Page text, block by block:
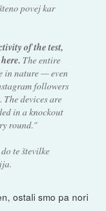
povej kar
of the test,
The entire
in nature — even
followers
devices are
in a knockout
round."
te številke
ostali smo pa nori